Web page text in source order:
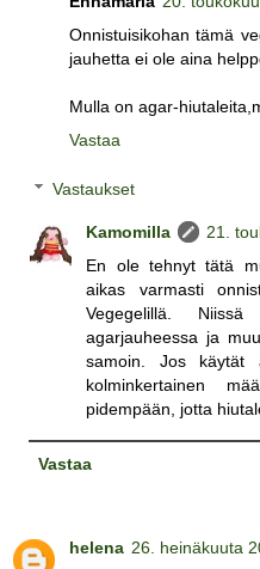
Onnistuisikohan tämä
jauhetta ei ole aina
Mulla on agar-
Vastaa
Vastaukset
Kamomilla
21.
En ole tehnyt tätä
aikas varmasti
Vegegelillä.
agarjauheessa ja
samoin. Jos käytät
kolminkertainen
pidempään, jotta
Vastaa
helena 26. heinäkuuta